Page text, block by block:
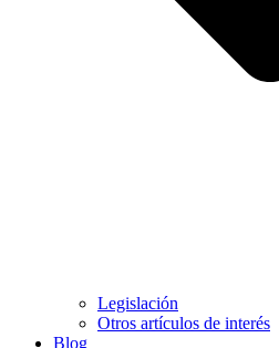
Legislación
Otros artículos de interés
Blog